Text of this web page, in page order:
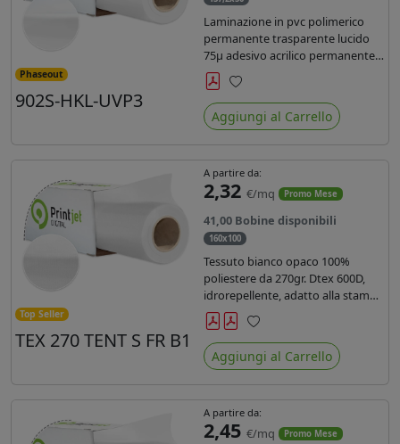
Phaseout
902S-HKL-UVP3
Laminazione in pvc polimerico
permanente trasparente lucido
75µ adesivo acrilico permanente
durata 5 anni con filtro uv, carta
kraft. Ideale per stampe con
inchiostro ecosolvente, UV e latex.
Preferiti
Aggiungi al Carrello
Top Seller
TEX 270 TENT S FR B1
A partire da:
2,32 €/mq Promo Mese
41,00 Bobine disponibili
160x100
Tessuto bianco opaco 100%
poliestere da 270gr. Dtex 600D,
idrorepellente, adatto alla stampa
solvente, ecosolvente, uv, latex (di
terza generazione). Ideale per
tende ,coperture gazebo, prodotti
gonfiabili o cuscini di
Preferiti
Aggiungi al Carrello
A partire da:
2,45 €/mq Promo Mese